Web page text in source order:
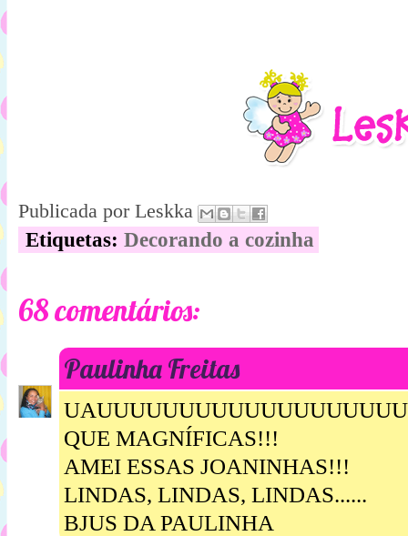
Publicada por Leskka
Etiquetas: Decorando a cozinha
68 comentários:
Paulinha Freitas
QUE MAGNÍFICAS!!!
AMEI ESSAS JOANINHAS!!!
LINDAS, LINDAS, LINDAS......
BJUS DA PAULINHA